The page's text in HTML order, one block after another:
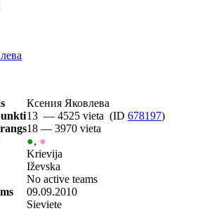
Ксения Яковлева
13 — 4525 vieta (ID 678197)
18 — 3970 vieta
●, ●
Krievija
Iževska
No active teams
09.09.2010
Sieviete